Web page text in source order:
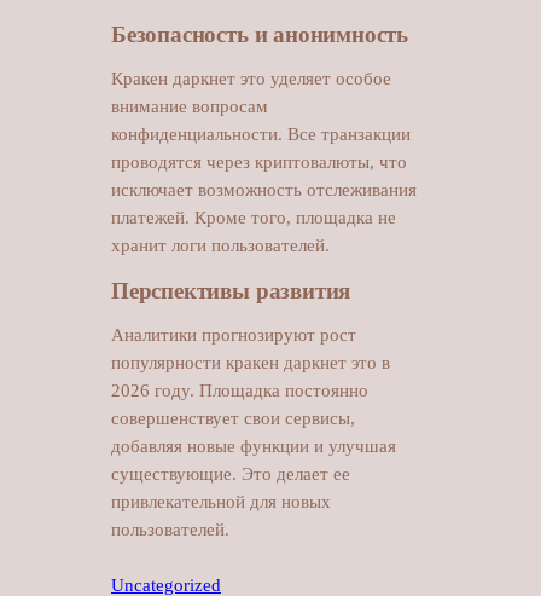
Безопасность и анонимность
Кракен даркнет это уделяет особое
внимание вопросам
конфиденциальности. Все транзакции
проводятся через криптовалюты, что
исключает возможность отслеживания
платежей. Кроме того, площадка не
хранит логи пользователей.
Перспективы развития
Аналитики прогнозируют рост
популярности кракен даркнет это в
2026 году. Площадка постоянно
совершенствует свои сервисы,
добавляя новые функции и улучшая
существующие. Это делает ее
привлекательной для новых
пользователей.
Uncategorized